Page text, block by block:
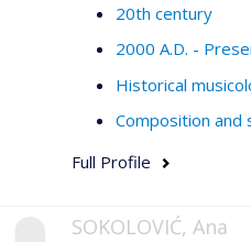
20th century
2000 A.D. -
Historical
Composition and
Full Profile
SOKOLOVIĆ, Ana